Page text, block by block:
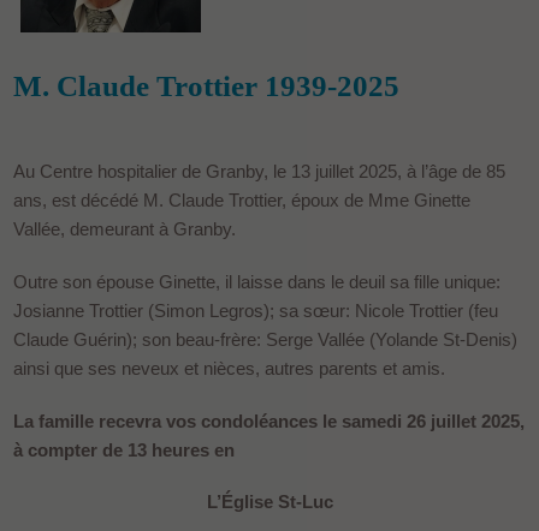
M. Claude Trottier 1939-2025
Au Centre hospitalier de Granby, le 13 juillet 2025, à l’âge de 85
ans, est décédé M. Claude Trottier, époux de Mme Ginette
Vallée, demeurant à Granby.
Outre son épouse Ginette, il laisse dans le deuil sa fille unique:
Josianne Trottier (Simon Legros); sa sœur: Nicole Trottier (feu
Claude Guérin); son beau-frère: Serge Vallée (Yolande St-Denis)
ainsi que ses neveux et nièces, autres parents et amis.
La famille recevra vos condoléances le samedi 26 juillet 2025,
à compter de 13 heures en
L’Église St-Luc